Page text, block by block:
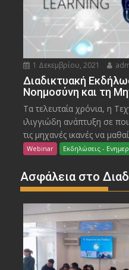
1 Δεκεμβρίου, 2021
Διαδικτυακή
Νοημοσύνη και τη
Τα τελευταία χρόνια, η
ιλιγγιώδη ανάπτυξη σε
τις μηχανές ικανές να
Webinar Εκδηλώσεις -
Ασφάλεια στο